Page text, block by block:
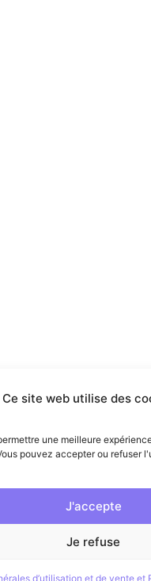
Ce site web utilise des
une meilleure
pouvez accepter ou refuser
J'accepte
Je refuse
d’utilisation et de vente et